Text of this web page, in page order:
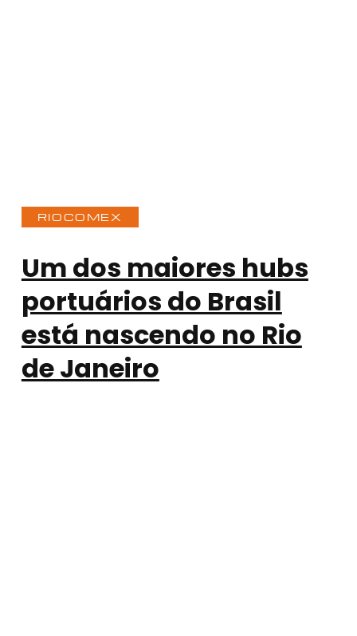
RIOCOMEX
Um dos maiores hubs
portuários do Brasil
está nascendo no Rio
de Janeiro